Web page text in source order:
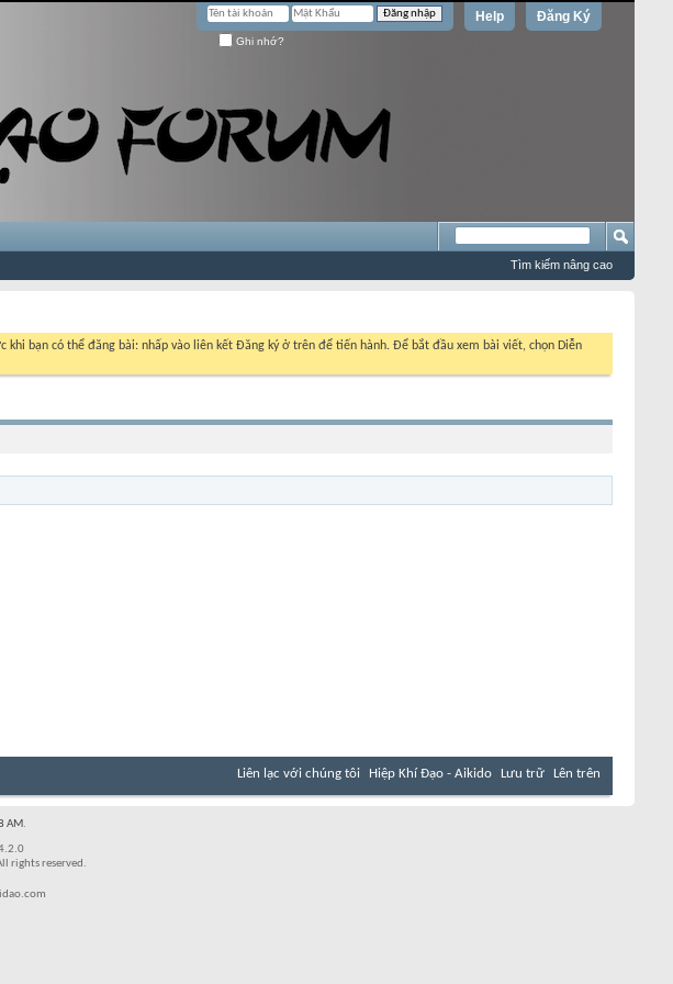
Đăng Ký
Help
Ghi nhớ?
Tìm kiếm nâng cao
khi bạn có thể đăng bài: nhấp vào liên kết Đăng ký ở trên để tiến hành. Để bắt đầu xem bài viết, chọn Diễn
Liên lạc với chúng tôi Hiệp Khí Đạo - Aikido Lưu trữ Lên trên
AM.
rights reserved.